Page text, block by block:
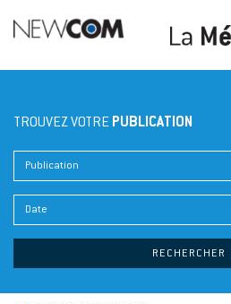
TROUVEZ VOTRE PUBLICATION
Publication
RECHERCHER